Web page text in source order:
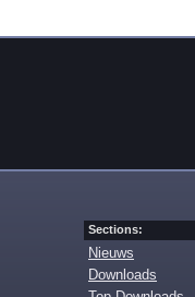
Sections:
Nieuws
Downloads